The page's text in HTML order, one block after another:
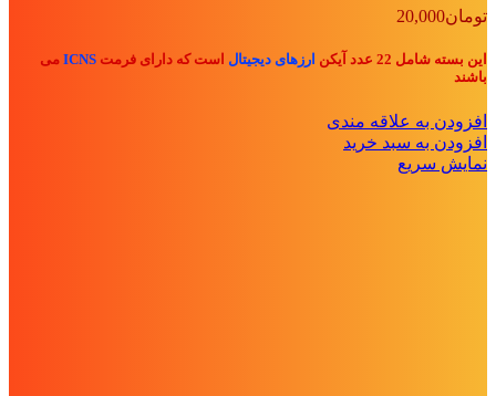
تومان20,000
این بسته شامل 22 عدد آیکن ارزهای دیجیتال است که دارای فرمت ICNS می
باشند
افزودن به علاقه مندی
افزودن به سبد خرید
نمایش سریع